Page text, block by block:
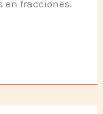
en fracciones.